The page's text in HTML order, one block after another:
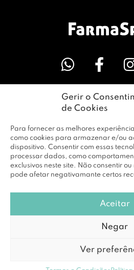
Gerir o
de Cookies
Para fornecer as melhores
como cookies para armazenar e/ou
dispositivo. Consentir com essas
processar dados, como
exclusivos neste site. Não consentir
pode afetar negativamante certos
Aceitar
Negar
Ver
LINKS ÚTEIS
EMPRESA
PERFIL
© Copyright 2026 RBF Distribuição